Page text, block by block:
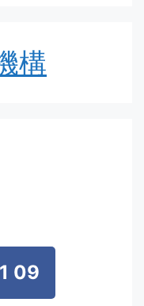
構
09